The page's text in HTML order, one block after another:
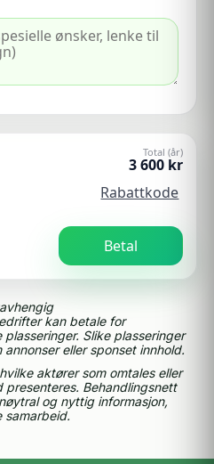
Total (år)
3 600 kr
Rabattkode
Betal
kan betale for
Slike plasseringer
eller sponset innhold.
aktører som omtales eller
Behandlingsnett
og nyttig informasjon,
samarbeid.